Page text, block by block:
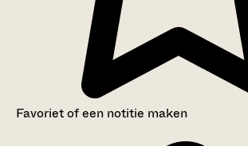
Favoriet of een notitie maken